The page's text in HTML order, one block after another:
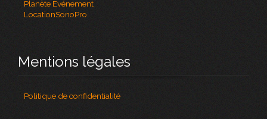
Planète Evénement
LocationSonoPro
Mentions légales
Politique de confidentialité